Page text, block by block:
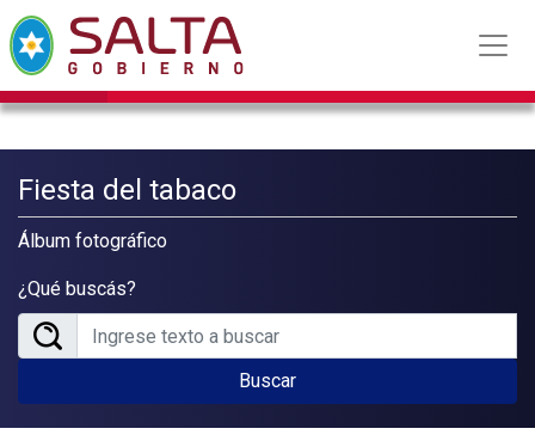
Fiesta del tabaco
Álbum fotográfico
¿Qué buscás?
Buscar